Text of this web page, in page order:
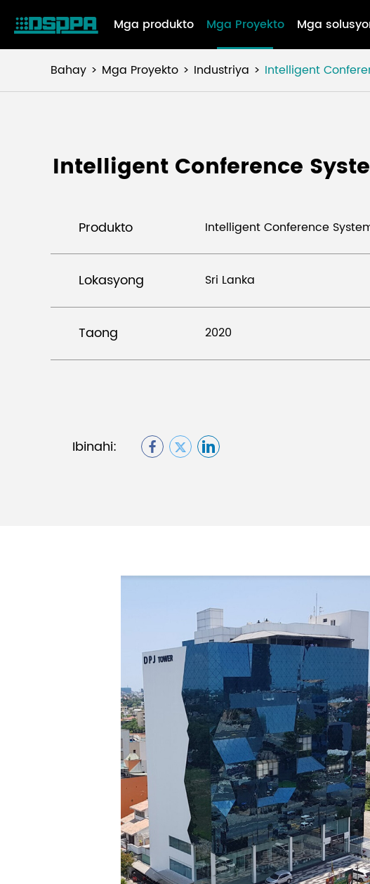
Mga produkto Mga Proyekto Mga
Bahay Mga Proyekto Industriya Intelligent
Intelligent Conference
Produkto Intelligent Conference System
Lokasyong Sri Lanka
Taong 2020
Ibinahi: